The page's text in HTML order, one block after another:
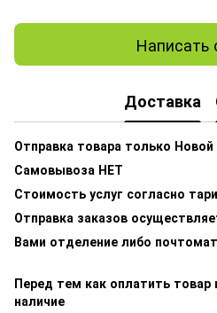
Написать
Доставка
Отправка товара только
Самовывоза НЕТ
Стоимость услуг согласно
Отправка заказов
Вами отделение либо
Перед тем как оплатить товар
наличие